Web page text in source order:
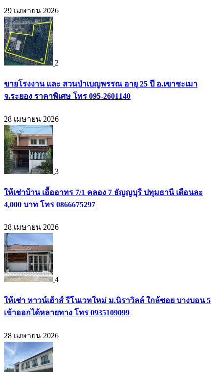
29 เมษายน 2026
2
ขายโรงงาน และ สวนป่าเบญพรรณ อายุ 25 ปี อ.เขาชะเมา
จ.ระยอง ราคาพิเศษ โทร 095-2601140
28 เมษายน 2026
3
ให้เช่าบ้าน เอื้ออาทร 7/1 คลอง 7 ธัญญบุรี ปทุมธานี เดือนละ
4,000 บาท โทร 0866675297
28 เมษายน 2026
4
ให้เช่า ทาวน์เฮ้าส์ รีโนเวทใหม่ ม.นิราวิลล์ ใกล้ซอย บางบอน 5
เข้าออกได้หลายทาง โทร 0935109099
28 เมษายน 2026